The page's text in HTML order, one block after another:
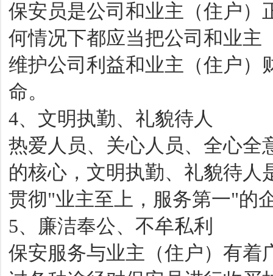
保安员是公司和业主（住户）
何情况下都应当把公司和业主
维护公司利益和业主（住户）
命。
4、文明执勤、礼貌待人
热爱人员、关心人员、全心全
的核心，文明执勤、礼貌待人
贯彻"业主至上，服务第一"的
5、廉洁奉公、不牟私利
保安服务与业主（住户）有着